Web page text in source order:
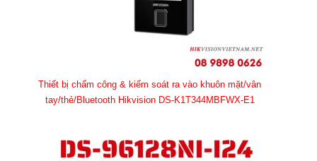
Thiết bị chấm công & kiểm soát ra vào khuôn mặt/vân
tay/thẻ/Bluetooth Hikvision DS-K1T344MBFWX-E1